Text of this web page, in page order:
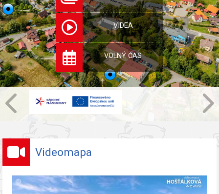
VIDEA
VOLNÝ ČAS
Videomapa